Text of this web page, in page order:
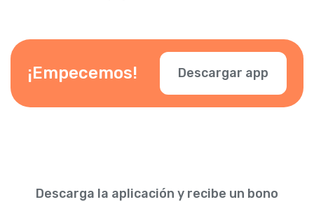
¡Empecemos! Descargar app
Descarga la aplicación y recibe un bono